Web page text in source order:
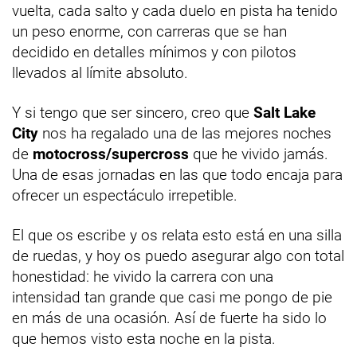
vuelta, cada salto y cada duelo en pista ha tenido
un peso enorme, con carreras que se han
decidido en detalles mínimos y con pilotos
llevados al límite absoluto.
Y si tengo que ser sincero, creo que Salt Lake
City nos ha regalado una de las mejores noches
de motocross/supercross que he vivido jamás.
Una de esas jornadas en las que todo encaja para
ofrecer un espectáculo irrepetible.
El que os escribe y os relata esto está en una silla
de ruedas, y hoy os puedo asegurar algo con total
honestidad: he vivido la carrera con una
intensidad tan grande que casi me pongo de pie
en más de una ocasión. Así de fuerte ha sido lo
que hemos visto esta noche en la pista.